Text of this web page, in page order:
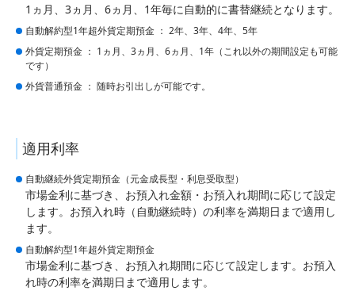
1ヵ月、3ヵ月、6ヵ月、1年毎に自動的に書替継続となります。
自動解約型1年超外貨定期預金 ： 2年、3年、4年、5年
外貨定期預金 ： 1ヵ月、3ヵ月、6ヵ月、1年（これ以外の期間設定も可能
です）
外貨普通預金 ： 随時お引出しが可能です。
適用利率
自動継続外貨定期預金（元金成長型・利息受取型）
市場金利に基づき、お預入れ金額・お預入れ期間に応じて設定
します。お預入れ時（自動継続時）の利率を満期日まで適用し
ます。
自動解約型1年超外貨定期預金
市場金利に基づき、お預入れ期間に応じて設定します。お預入
れ時の利率を満期日まで適用します。